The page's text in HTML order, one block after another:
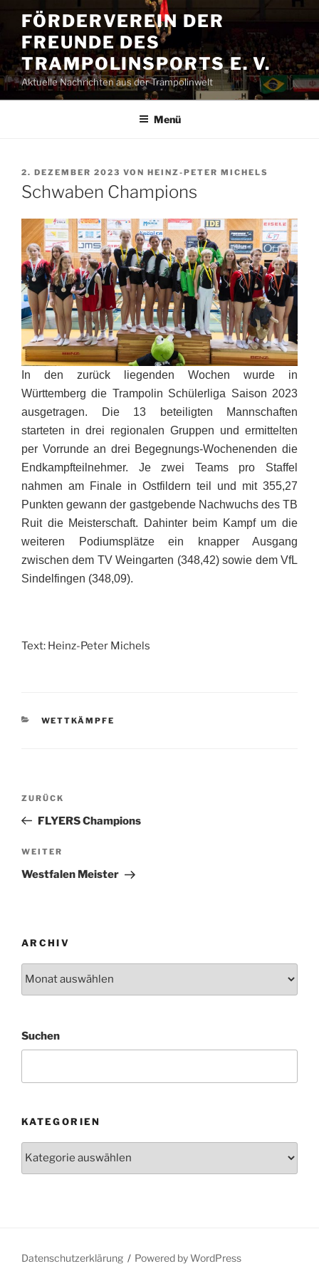
Inhalt
springen
FÖRDERVEREIN DER
FREUNDE DES
TRAMPOLINSPORTS E. V.
Aktuelle Nachrichten aus der Trampolinwelt
Menü
VERÖFFENTLICHT
AM
2. DEZEMBER 2023 VON HEINZ-PETER MICHELS
Schwaben Champions
In den zurück liegenden Wochen wurde in
Württemberg die Trampolin Schülerliga Saison 2023
ausgetragen. Die 13 beteiligten Mannschaften
starteten in drei regionalen Gruppen und ermittelten
per Vorrunde an drei Begegnungs-Wochenenden die
Endkampfteilnehmer. Je zwei Teams pro Staffel
nahmen am Finale in Ostfildern teil und mit 355,27
Punkten gewann der gastgebende Nachwuchs des TB
Ruit die Meisterschaft. Dahinter beim Kampf um die
weiteren Podiumsplätze ein knapper Ausgang
zwischen dem TV Weingarten (348,42) sowie dem VfL
Sindelfingen (348,09).
Text: Heinz-Peter Michels
KATEGORIEN
WETTKÄMPFE
Beitragsnavigation
Vorheriger
Beitrag
ZURÜCK
FLYERS Champions
Nächster
Beitrag
WEITER
Westfalen Meister
ARCHIV
Suchen
KATEGORIEN
Datenschutzerklärung Powered by WordPress